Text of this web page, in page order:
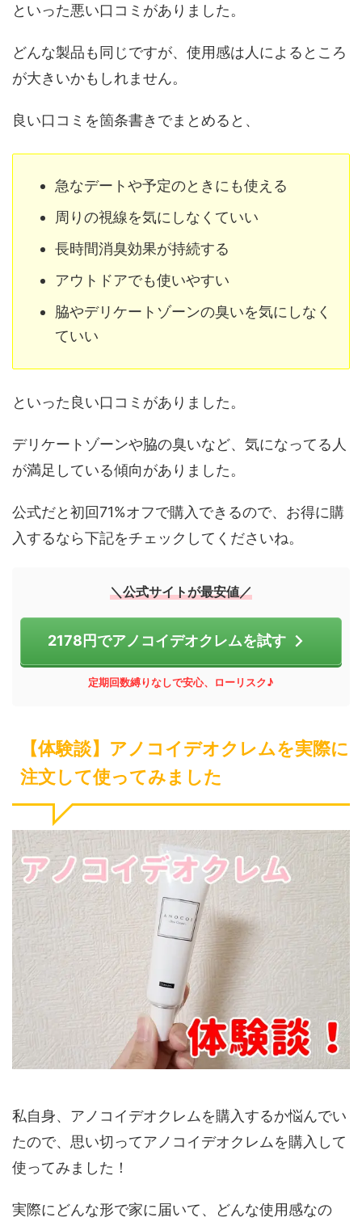
といった悪い口コミがありました。
どんな製品も同じですが、使用感は人によるところ
が大きいかもしれません。
良い口コミを箇条書きでまとめると、
急なデートや予定のときにも使える
周りの視線を気にしなくていい
長時間消臭効果が持続する
アウトドアでも使いやすい
脇やデリケートゾーンの臭いを気にしなく
ていい
といった良い口コミがありました。
デリケートゾーンや脇の臭いなど、気になってる人
が満足している傾向がありました。
公式だと初回71%オフで購入できるので、お得に購
入するなら下記をチェックしてくださいね。
＼公式サイトが最安値／
2178円でアノコイデオクレムを試す
定期回数縛りなしで安心、ローリスク♪
【体験談】アノコイデオクレムを実際に
注文して使ってみました
私自身、アノコイデオクレムを購入するか悩んでい
たので、思い切ってアノコイデオクレムを購入して
使ってみました！
実際にどんな形で家に届いて、どんな使用感なの